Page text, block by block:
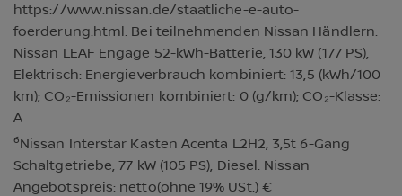
https://www.nissan.de/staatliche-e-auto-
foerderung.html. Bei teilnehmenden Nissan Händlern.
Nissan LEAF Engage 52-kWh-Batterie, 130 kW (177 PS),
Elektrisch: Energieverbrauch kombiniert: 13,5 (kWh/100
km); CO₂-Emissionen kombiniert: 0 (g/km); CO₂-Klasse:
A
6Nissan Interstar Kasten Acenta L2H2, 3,5t 6-Gang
Schaltgetriebe, 77 kW (105 PS), Diesel: Nissan
Angebotspreis: netto(ohne 19% USt.) €